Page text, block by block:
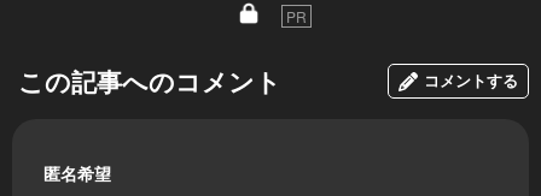
PR
この記事へのコメント コメントする
匿名希望